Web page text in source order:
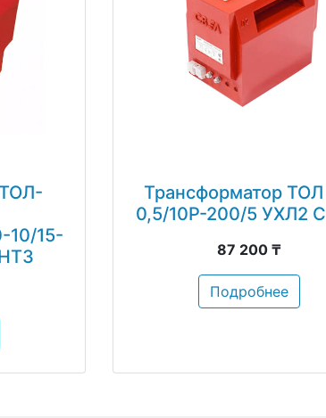
10/15-
Трансформатор ТОЛ
0,5/10Р-200/5 УХЛ2
87 200 ₸
Подробнее